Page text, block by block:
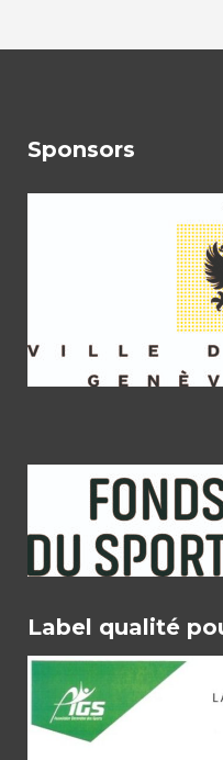
Sponsors
Label qualité